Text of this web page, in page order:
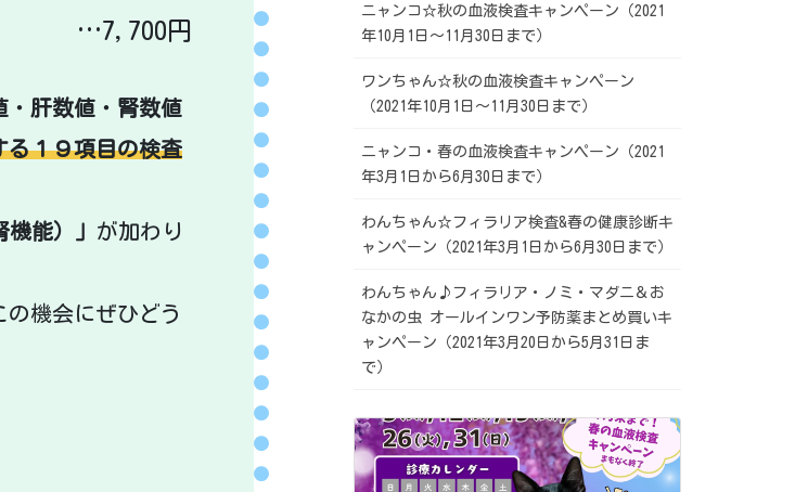
…7,700円
・ 肝数値 ・ 腎数値
る１９項目の検査
機能）」 が加わり
機会にぜひどう
ニャンコ☆秋の血液検査キャンペーン（2021
年10月1日～11月30日まで）
ワンちゃん☆秋の血液検査キャンペーン
（2021年10月1日～11月30日まで）
ニャンコ・春の血液検査キャンペーン（2021
年3月1日から6月30日まで）
わんちゃん☆フィラリア検査&春の健康診断キ
ャンペーン（2021年3月1日から6月30日まで）
わんちゃん♪フィラリア・ノミ・マダニ＆お
なかの虫 オールインワン予防薬まとめ買いキ
ャンペーン（2021年3月20日から5月31日ま
で）